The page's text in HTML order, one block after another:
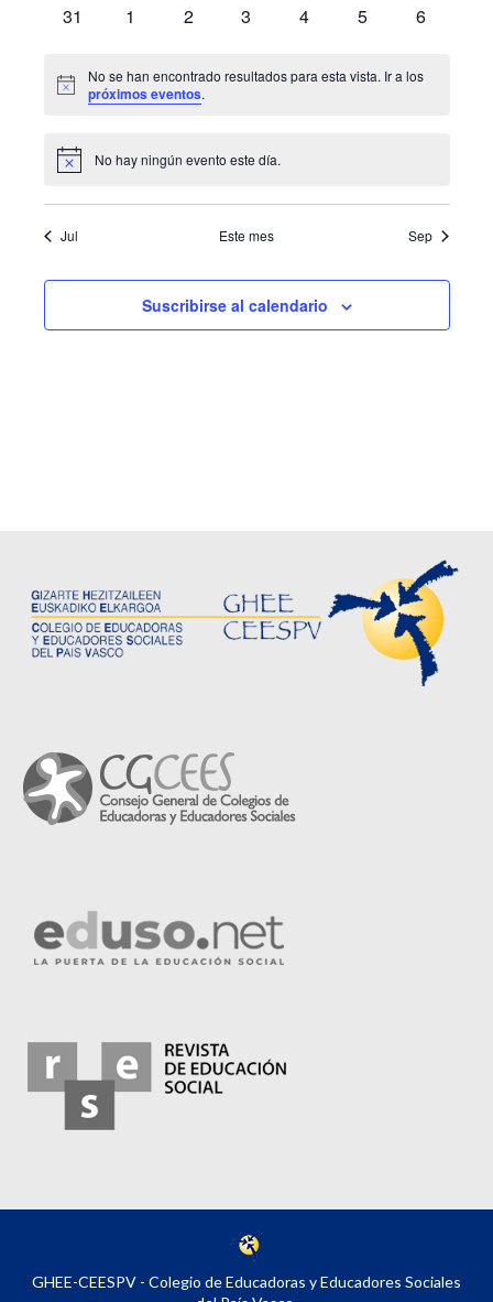
0
31
0
1
0
2
0
3
0
4
0
5
0
6
Aviso
No se han encontrado resultados para esta vista. Ir a los
próximos eventos.
Aviso No hay ningún evento este día.
Jul Este mes Sep
Suscribirse al calendario
GHEE-CEESPV - Colegio de Educadoras y Educadores Sociales